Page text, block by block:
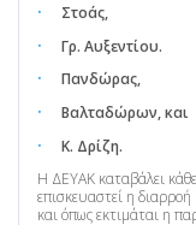
Στοάς,
Γρ. Αυξεντίου.
Πανδώρας,
Βαλταδώρων, και
Κ. Δρίζη.
Η ΔΕΥΑΚ καταβάλει
επισκευαστεί η διαρροή
και όπως εκτιμάται η